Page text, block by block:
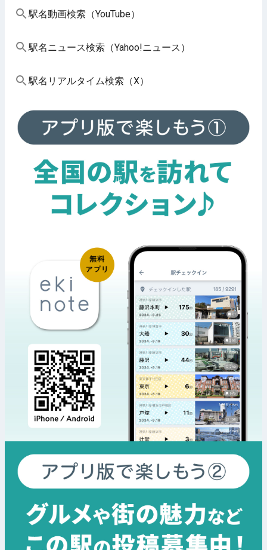
駅名動画検索（YouTube）
駅名ニュース検索（Yahoo!ニュース）
駅名リアルタイム検索（X）